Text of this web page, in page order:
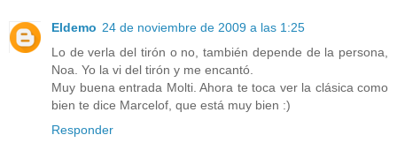
Eldemo 24 de noviembre de 2009 a las 1:25
Lo de verla del tirón o no, también depende de la persona,
Noa. Yo la vi del tirón y me encantó.
Muy buena entrada Molti. Ahora te toca ver la clásica como
bien te dice Marcelof, que está muy bien :)
Responder